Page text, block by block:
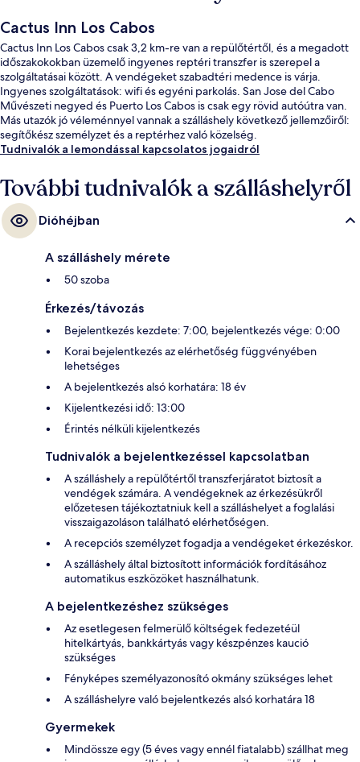
Cactus Inn Los Cabos
Cactus Inn Los Cabos csak 3,2 km-re van a repülőtértől, és a megadott
időszakokokban üzemelő ingyenes reptéri transzfer is szerepel a
szolgáltatásai között. A vendégeket szabadtéri medence is várja.
Ingyenes szolgáltatások: wifi és egyéni parkolás. San Jose del Cabo
Művészeti negyed és Puerto Los Cabos is csak egy rövid autóútra van.
Más utazók jó véleménnyel vannak a szálláshely következő jellemzőiről:
segítőkész személyzet és a reptérhez való közelség.
Tudnivalók a lemondással kapcsolatos jogaidról
További tudnivalók a szálláshelyről
Dióhéjban
A szálláshely mérete
50 szoba
Érkezés/távozás
Bejelentkezés kezdete: 7:00, bejelentkezés vége: 0:00
Korai bejelentkezés az elérhetőség függvényében
lehetséges
A bejelentkezés alsó korhatára: 18 év
Kijelentkezési idő: 13:00
Érintés nélküli kijelentkezés
Tudnivalók a bejelentkezéssel kapcsolatban
A szálláshely a repülőtértől transzferjáratot biztosít a
vendégek számára. A vendégeknek az érkezésükről
előzetesen tájékoztatniuk kell a szálláshelyet a foglalási
visszaigazoláson található elérhetőségen.
A recepciós személyzet fogadja a vendégeket érkezéskor.
A szálláshely által biztosított információk fordításához
automatikus eszközöket használhatunk.
A bejelentkezéshez szükséges
Az esetlegesen felmerülő költségek fedezetéül
hitelkártyás, bankkártyás vagy készpénzes kaució
szükséges
Fényképes személyazonosító okmány szükséges lehet
A szálláshelyre való bejelentkezés alsó korhatára 18
Gyermekek
Mindössze egy (5 éves vagy ennél fiatalabb) szállhat meg